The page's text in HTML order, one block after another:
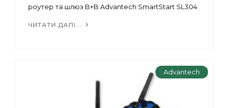
роутер та шлюз B+B Advantech SmartStart SL304
ЧИТАТИ ДАЛІ...
Advantech